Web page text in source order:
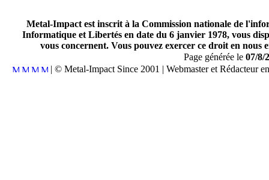
Metal-Impact est inscrit à la Commission nationale de
Informatique et Libertés en date du 6 janvier 1978, vous
vous concernent. Vous pouvez exercer ce droit en
Page générée le 07/8/
| © Metal-Impact Since 2001 | Webmaster et Rédacteur